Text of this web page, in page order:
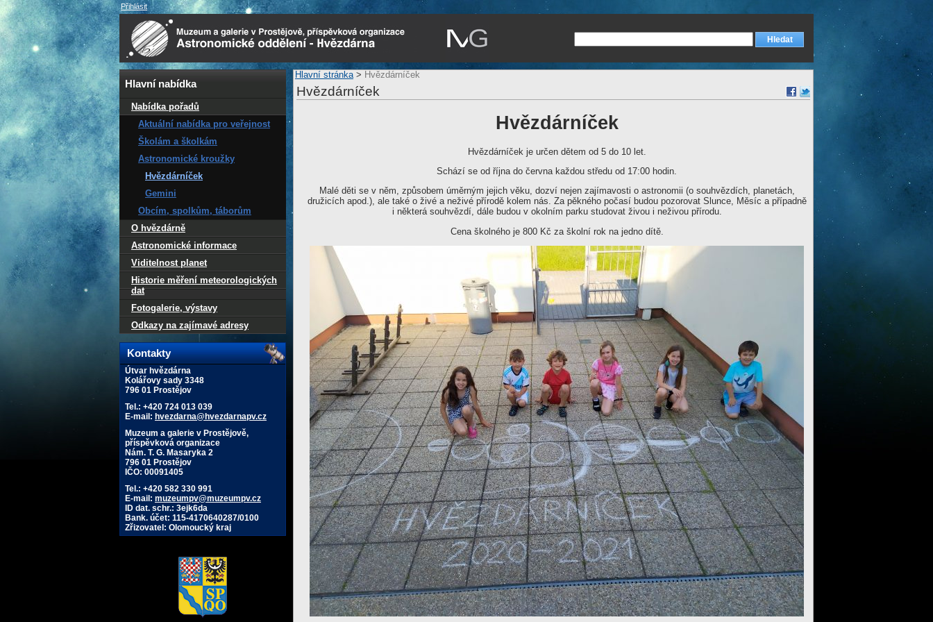
Hlavní nabídka
Nabídka pořadů
Aktuální nabídka pro veřejnost
Školám a školkám
Astronomické kroužky
Hvězdárníček
Gemini
Obcím, spolkům, táborům
O hvězdárně
Astronomické informace
Viditelnost planet
Historie měření meteorologických
dat
Fotogalerie, výstavy
Odkazy na zajímavé adresy
Kontakty
Útvar hvězdárna
Kolářovy sady 3348
796 01 Prostějov
Tel.: +420 724 013 039
E-mail: hvezdarna@hvezdarnapv.cz
Muzeum a galerie v Prostějově,
příspěvková organizace
Nám. T. G. Masaryka 2
796 01 Prostějov
IČO: 00091405
Tel.: +420 582 330 991
E-mail: muzeumpv@muzeumpv.cz
ID dat. schr.: 3ejk6da
Bank. účet: 115-4170640287/0100
Zřizovatel: Olomoucký kraj
Hlavní stránka> Hvězdárníček
Hvězdárníček
Hvězdárníček
Hvězdárníček je určen dětem od 5 do 10 let.
Schází se od října do června každou středu od 17:00 hodin.
Malé děti se v něm, způsobem úměrným jejich věku, dozví nejen zajímavosti o astronomii (o souhvězdích, planetách,
družicích apod.), ale také o živé a neživé přírodě kolem nás. Za pěkného počasí budou pozorovat Slunce, Měsíc a případně
i některá souhvězdí, dále budou v okolním parku studovat živou i neživou přírodu.
Cena školného je 800 Kč za školní rok na jedno dítě.
Přihlásit